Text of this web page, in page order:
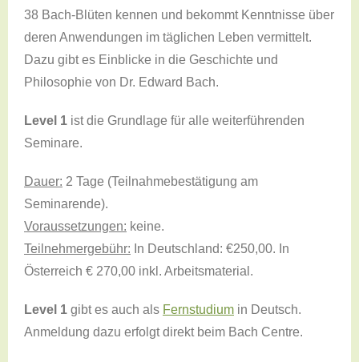
38 Bach-Blüten kennen und bekommt Kenntnisse über
deren Anwendungen im täglichen Leben vermittelt.
Dazu gibt es Einblicke in die Geschichte und
Philosophie von Dr. Edward Bach.
Level 1 ist die Grundlage für alle weiterführenden
Seminare.
Dauer: 2 Tage (Teilnahmebestätigung am
Seminarende).
Voraussetzungen: keine.
Teilnehmergebühr: In Deutschland: €250,00. In
Österreich € 270,00 inkl. Arbeitsmaterial.
Level 1 gibt es auch als Fernstudium in Deutsch.
Anmeldung dazu erfolgt direkt beim Bach Centre.